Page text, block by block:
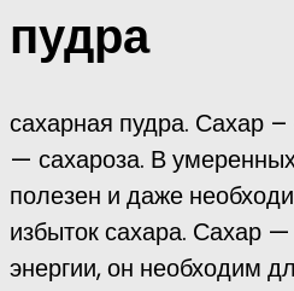
пудра
сахарная пудра. Сахар
— сахароза. В
полезен и даже
избыток сахара. Сахар
энергии, он необходим